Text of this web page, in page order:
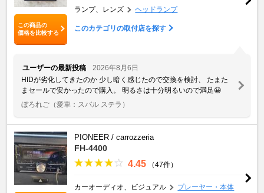
この商品の
価格を比較する
ランプ、レンズ ヘッドランプ
このカテゴリの取付店を探す
ユーザーの最新投稿
2026年8月6日
HIDが劣化してきたのか 少し暗く感じたので交換を検討、 たまた
まセールで安かったので購入。 明るさは十分明るいので満足😀
ぼろれご （愛車：スバル ステラ）
PIONEER / carrozzeria
FH-4400
4.45 （47件）
カーオーディオ、ビジュアル プレーヤー・本体